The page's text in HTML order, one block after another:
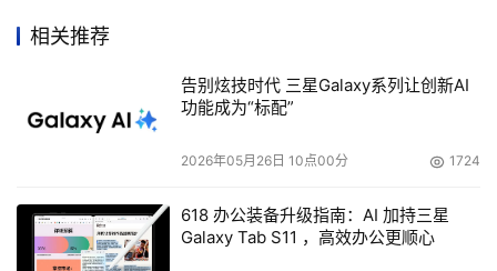
以更好地满足使用者的不同需求，不仅带来最新的扩充规
格，对于暂时不想升级的使用者，也可起到很好的投资保护
作用。
RS162-E4采用专业无线材设计，机箱内部整洁，特别
内部散热也大有裨益，提高空气流通的效果，风扇可更大限
度地为系统降温，保障产品运转寿命。RS162-E4内部采用
相关推荐
告别炫技时代 三星Galaxy系列让创新AI
功能成为“标配”
2026年05月26日 10点00分 1724
618 办公装备升级指南：AI 加持三星
Galaxy Tab S11 ，高效办公更顺心